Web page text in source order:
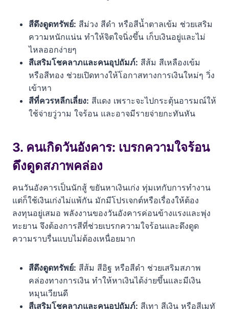
สีดึงดูดทรัพย์: สีม่วง สีดำ หรือสีน้ำตาลเข้ม ช่วยเสริม
ความหนักแน่น ทำให้จิตใจนิ่งขึ้น เก็บเงินอยู่และไม่
ไหลออกง่ายๆ
สีเสริมโชคลาภและคนอุปถัมภ์: สีส้ม สีเหลืองเข้ม
หรือสีทอง ช่วยเปิดทางให้โอกาสทางการเงินใหม่ๆ วิ่ง
เข้าหา
สีที่ควรหลีกเลี่ยง: สีแดง เพราะจะไปกระตุ้นอารมณ์ให้
ใช้จ่ายวู่วาม ใจร้อน และอาจมีรายจ่ายกะทันหัน
3. คนเกิดวันอังคาร: เบรกความใจร้อน
ดึงดูดสภาพคล่อง
คนวันอังคารเป็นนักสู้ ขยันหาเงินเก่ง ทุ่มเทกับการทำงาน
แต่ก็ใช้เงินเก่งไม่แพ้กัน มักมีโปรเจกต์หรือเรื่องให้ต้อง
ลงทุนอยู่เสมอ พลังงานของวันอังคารค่อนข้างแรงและพุ่ง
ทะยาน จึงต้องการสีที่ช่วยเบรกความใจร้อนและดึงดูด
ความราบรื่นแบบไม่ต้องเหนื่อยมาก
สีดึงดูดทรัพย์: สีส้ม สีอิฐ หรือสีดำ ช่วยเสริมสภาพ
คล่องทางการเงิน ทำให้หาเงินได้ง่ายขึ้นและมีเงิน
หมุนเวียนดี
สีเสริมโชคลาภและคนอุปถัมภ์: สีเทา สีเงิน หรือสีเมทั